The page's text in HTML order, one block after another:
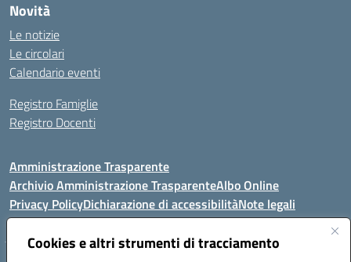
Cookies e altri strumenti di tracciamento
Novità
Le notizie
Le circolari
Calendario eventi
Registro Famiglie
Registro Docenti
Amministrazione Trasparente
Archivio Amministrazione TrasparenteAlbo Online
Privacy PolicyDichiarazione di accessibilitàNote legali